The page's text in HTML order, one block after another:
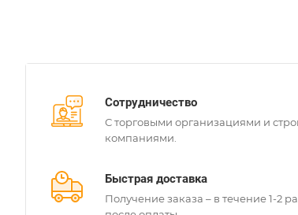
Сотрудничество
С торговыми организациями и
компаниями.
Быстрая доставка
Получение заказа – в течение 1-2